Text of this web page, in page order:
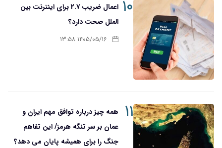
۱۰
اعمال ضریب ۲.۷ برای اینترنت بین
الملل صحت دارد؟
۱۴۰۵/۰۵/۱۶ ۱۳:۵۸
۱۱
همه چیز درباره توافق مهم ایران و
عمان بر سر تنگه هرمز/ این تفاهم
جنگ را برای همیشه پایان می دهد؟